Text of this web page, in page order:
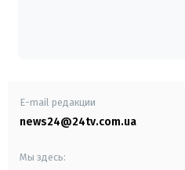
E-mail редакции
news24@24tv.com.ua
Мы здесь: